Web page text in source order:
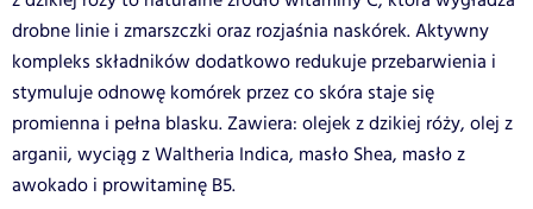
drobne linie i zmarszczki oraz rozjaśnia naskórek. Aktywny
kompleks składników dodatkowo redukuje przebarwienia i
stymuluje odnowę komórek przez co skóra staje się
promienna i pełna blasku. Zawiera: olejek z dzikiej róży, olej z
arganii, wyciąg z Waltheria Indica, masło Shea, masło z
awokado i prowitaminę B5.